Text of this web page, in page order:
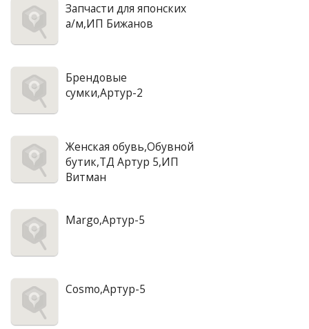
Запчасти для японских
а/м,ИП Бижанов
Брендовые
сумки,Артур-2
Женская обувь,Обувной
бутик,ТД Артур 5,ИП
Витман
Margo,Артур-5
Cosmo,Артур-5